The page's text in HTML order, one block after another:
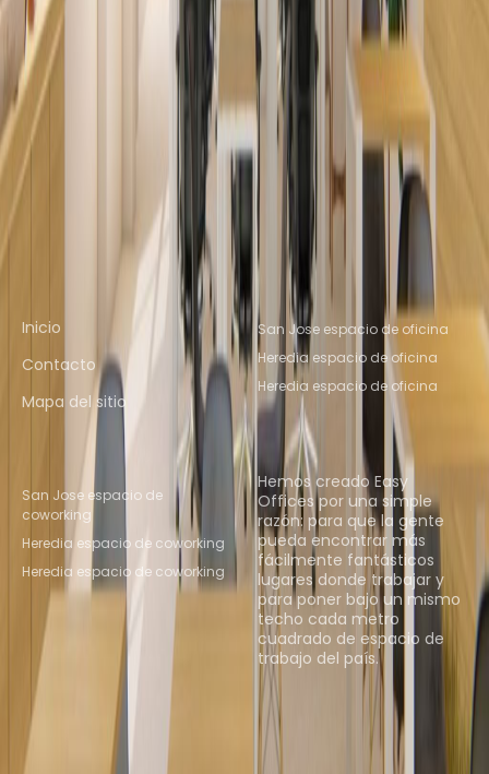
Espacio De Oficina Heredia Espacio De Oficina
San Jose
Espacio De Oficina HerediaEspacio De
Oficina Heredia
Espacio De Oficina La Fortuna
Espacio de coworking cercano
Espacio De Coworking Heredia
Espacio De
Coworking San Jose Espacio De Coworking
Espacio De Coworking Heredia
Espacio
De Coworking La Fortuna
Inicio
Contacto
Mapa del sitio
Ubicaciones de oficinas
populares
San Jose espacio de oficina
Heredia espacio de oficina
Heredia espacio de oficina
Ubicaciones de espacio
de coworking populares
San Jose espacio de
coworking
Heredia espacio de coworking
Heredia espacio de coworking
Quiénes somos
Hemos creado Easy
Offices por una simple
razón: para que la gente
pueda encontrar más
fácilmente fantásticos
lugares donde trabajar y
para poner bajo un mismo
techo cada metro
cuadrado de espacio de
trabajo del país.
Descubrir espacios
Instant Offices
Coworker